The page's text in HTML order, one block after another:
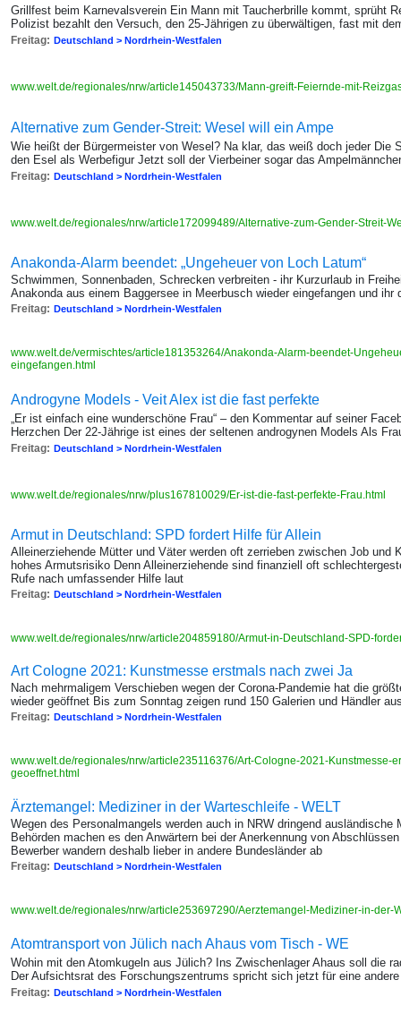
Grillfest beim Karnevalsverein Ein Mann mit Taucherbrille kommt, sprüht
Polizist bezahlt den Versuch, den 25-Jährigen zu überwältigen, fast mit
Freitag: Deutschland > Nordrhein-Westfalen
www.welt.de/regionales/nrw/article145043733/Mann-greift-Feiernde-mit-
Alternative zum Gender-Streit: Wesel will ein Ampe
Wie heißt der Bürgermeister von Wesel? Na klar, das weiß doch jeder Die
den Esel als Werbefigur Jetzt soll der Vierbeiner sogar das
Freitag: Deutschland > Nordrhein-Westfalen
www.welt.de/regionales/nrw/article172099489/Alternative-zum-Gender-Streit-
Anakonda-Alarm beendet: „Ungeheuer von Loch Latum“
Schwimmen, Sonnenbaden, Schrecken verbreiten - ihr Kurzurlaub in
Anakonda aus einem Baggersee in Meerbusch wieder eingefangen und
Freitag: Deutschland > Nordrhein-Westfalen
www.welt.de/vermischtes/article181353264/Anakonda-Alarm-beendet-
eingefangen.html
Androgyne Models - Veit Alex ist die fast perfekte
„Er ist einfach eine wunderschöne Frau“ – den Kommentar auf seiner
Herzchen Der 22-Jährige ist eines der seltenen androgynen Models Als
Freitag: Deutschland > Nordrhein-Westfalen
www.welt.de/regionales/nrw/plus167810029/Er-ist-die-fast-perfekte-Frau.html
Armut in Deutschland: SPD fordert Hilfe für Allein
Alleinerziehende Mütter und Väter werden oft zerrieben zwischen Job und
hohes Armutsrisiko Denn Alleinerziehende sind finanziell oft
Rufe nach umfassender Hilfe laut
Freitag: Deutschland > Nordrhein-Westfalen
www.welt.de/regionales/nrw/article204859180/Armut-in-Deutschland-SPD-
Art Cologne 2021: Kunstmesse erstmals nach zwei Ja
Nach mehrmaligem Verschieben wegen der Corona-Pandemie hat die
wieder geöffnet Bis zum Sonntag zeigen rund 150 Galerien und Händler
Freitag: Deutschland > Nordrhein-Westfalen
www.welt.de/regionales/nrw/article235116376/Art-Cologne-2021-Kunstmesse-
geoeffnet.html
Ärztemangel: Mediziner in der Warteschleife - WELT
Wegen des Personalmangels werden auch in NRW dringend ausländische
Behörden machen es den Anwärtern bei der Anerkennung von
Bewerber wandern deshalb lieber in andere Bundesländer ab
Freitag: Deutschland > Nordrhein-Westfalen
www.welt.de/regionales/nrw/article253697290/Aerztemangel-Mediziner-in-der-
Atomtransport von Jülich nach Ahaus vom Tisch - WE
Wohin mit den Atomkugeln aus Jülich? Ins Zwischenlager Ahaus soll die
Der Aufsichtsrat des Forschungszentrums spricht sich jetzt für eine
Freitag: Deutschland > Nordrhein-Westfalen